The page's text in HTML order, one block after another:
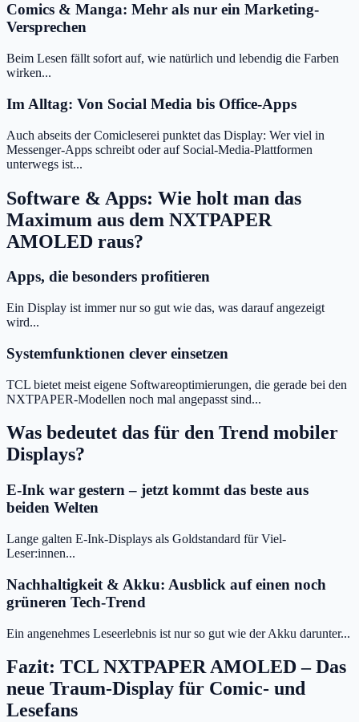
Comics & Manga: Mehr als nur ein Marketing-
Versprechen
Beim Lesen fällt sofort auf, wie natürlich und lebendig die Farben
wirken...
Im Alltag: Von Social Media bis Office-Apps
Auch abseits der Comicleserei punktet das Display: Wer viel in
Messenger-Apps schreibt oder auf Social-Media-Plattformen
unterwegs ist...
Software & Apps: Wie holt man das
Maximum aus dem NXTPAPER
AMOLED raus?
Apps, die besonders profitieren
Ein Display ist immer nur so gut wie das, was darauf angezeigt
wird...
Systemfunktionen clever einsetzen
TCL bietet meist eigene Softwareoptimierungen, die gerade bei den
NXTPAPER-Modellen noch mal angepasst sind...
Was bedeutet das für den Trend mobiler
Displays?
E-Ink war gestern – jetzt kommt das beste aus
beiden Welten
Lange galten E-Ink-Displays als Goldstandard für Viel-
Leser:innen...
Nachhaltigkeit & Akku: Ausblick auf einen noch
grüneren Tech-Trend
Ein angenehmes Leseerlebnis ist nur so gut wie der Akku darunter...
Fazit: TCL NXTPAPER AMOLED – Das
neue Traum-Display für Comic- und
Lesefans